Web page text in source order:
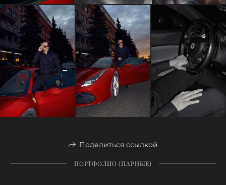
Поделиться ссылкой
ПОРТФОЛИО (ПАРНЫЕ)